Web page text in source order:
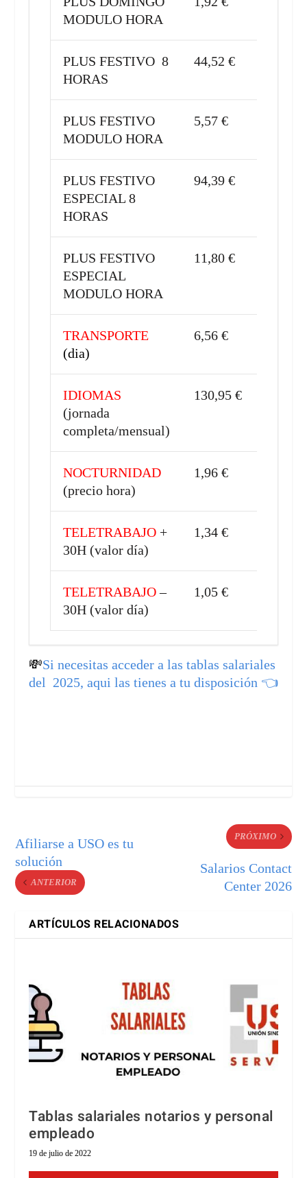
MODULO HORA
PLUS FESTIVO 8
HORAS
44,52 €
PLUS FESTIVO
MODULO HORA
5,57 €
PLUS FESTIVO
ESPECIAL 8
HORAS
94,39 €
PLUS FESTIVO
ESPECIAL
MODULO HORA
11,80 €
TRANSPORTE
(dia)
6,56 €
IDIOMAS
(jornada
completa/mensual)
130,95 €
NOCTURNIDAD
(precio hora)
1,96 €
TELETRABAJO+
30H (valor día)
1,34 €
TELETRABAJO–
30H (valor día)
1,05 €
💸Si necesitas acceder a las tablas salariales
del 2025, aqui las tienes a tu disposición 👈
Afiliarse a USO es tu
solución
ANTERIOR
PRÓXIMO
Salarios Contact
Center 2026
ARTÍCULOS RELACIONADOS
Tablas salariales notarios y personal
empleado
19 de julio de 2022